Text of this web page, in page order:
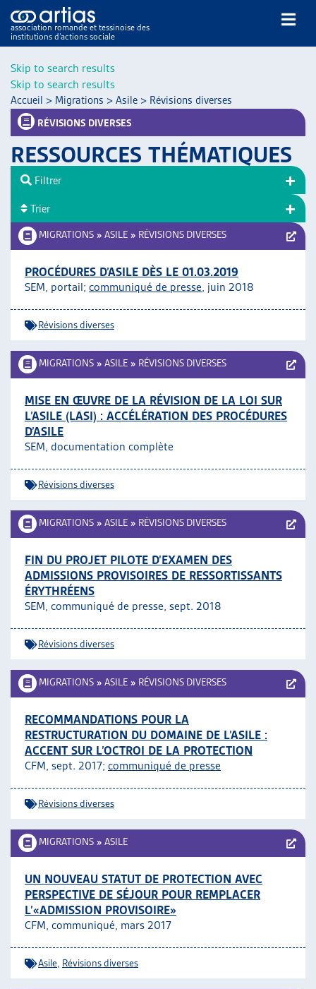
Skip to search results
Skip to search results
association romande et tessinoise des
institutions d’actions sociale
NOS PUBLICATIONS
DOSSIERS DU MOIS
VEILLE
RESSOURCES
THÉMATIQUES
GUIDE SOCIAL ROMAND
ARTIAS
PROJETS ET ACTIVITÉS
JOURNÉES D’AUTOMNE
Accueil > Migrations > Asile > Révisions diverses
RÉVISIONS DIVERSES
RESSOURCES THÉMATIQUES
MIGRATIONS » ASILE » RÉVISIONS DIVERSES
PROCÉDURES D’ASILE DÈS LE 01.03.2019
SEM, portail; communiqué de presse, juin 2018
Révisions diverses
MIGRATIONS » ASILE » RÉVISIONS DIVERSES
MISE EN ŒUVRE DE LA RÉVISION DE LA LOI SUR
L’ASILE (LASI) : ACCÉLÉRATION DES PROCÉDURES
D’ASILE
SEM, documentation complète
Révisions diverses
MIGRATIONS » ASILE » RÉVISIONS DIVERSES
FIN DU PROJET PILOTE D’EXAMEN DES
ADMISSIONS PROVISOIRES DE RESSORTISSANTS
ÉRYTHRÉENS
SEM, communiqué de presse, sept. 2018
Révisions diverses
MIGRATIONS » ASILE » RÉVISIONS DIVERSES
RECOMMANDATIONS POUR LA
RESTRUCTURATION DU DOMAINE DE L’ASILE :
ACCENT SUR L’OCTROI DE LA PROTECTION
CFM, sept. 2017; communiqué de presse
Révisions diverses
MIGRATIONS » ASILE
UN NOUVEAU STATUT DE PROTECTION AVEC
PERSPECTIVE DE SÉJOUR POUR REMPLACER
L’«ADMISSION PROVISOIRE»
CFM, communiqué, mars 2017
Asile Révisions diverses
Filtrer
Trier